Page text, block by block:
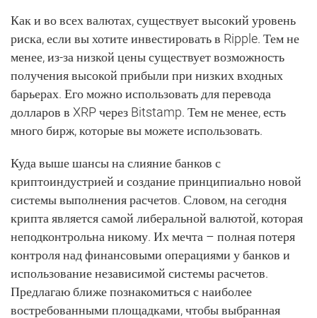
Как и во всех валютах, существует высокий уровень
риска, если вы хотите инвестировать в Ripple. Тем не
менее, из-за низкой цены существует возможность
получения высокой прибыли при низких входных
барьерах. Его можно использовать для перевода
долларов в XRP через Bitstamp. Тем не менее, есть
много бирж, которые вы можете использовать.
Куда выше шансы на слияние банков с
криптоиндустрией и создание принципиально новой
системы выполнения расчетов. Словом, на сегодня
крипта является самой либеральной валютой, которая
неподконтрольна никому. Их мечта – полная потеря
контроля над финансовыми операциями у банков и
использование независимой системы расчетов.
Предлагаю ближе познакомиться с наиболее
востребованными площадками, чтобы выбранная